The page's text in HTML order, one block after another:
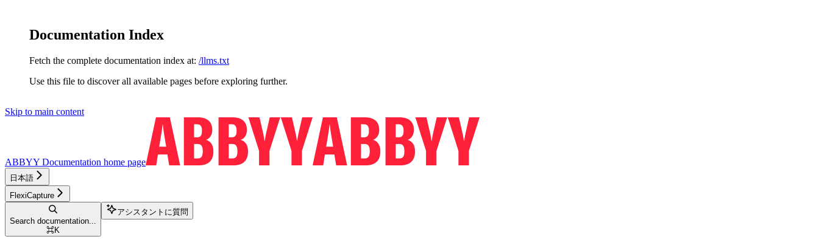
Documentation Index
Fetch the complete documentation index at: /llms.txt
Use this file to discover all available pages before exploring further.
Skip to main content
ABBYY Documentation home page
日本語
FlexiCapture
Search documentation...
⌘K
アシスタントに質問